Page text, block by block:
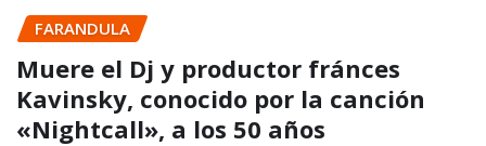
FARANDULA
Muere el Dj y productor fránces
Kavinsky, conocido por la canción
«Nightcall», a los 50 años